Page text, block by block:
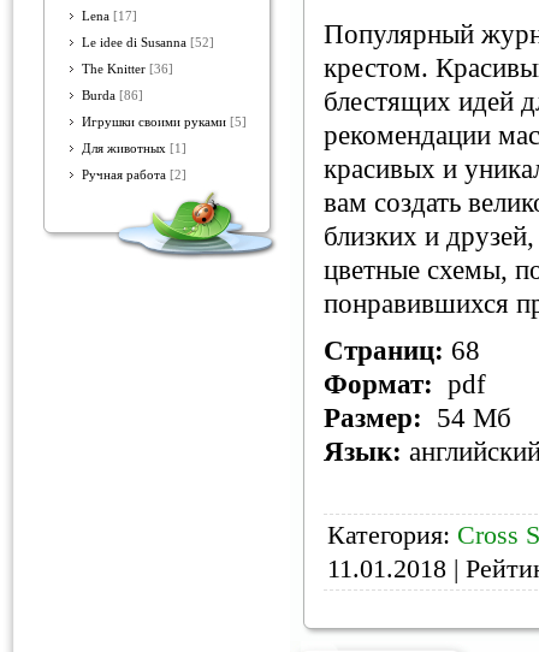
Lena [17]
Le idee di Susanna [52]
The Knitter [36]
Burda [86]
Игрушки своими руками [5]
Для животных [1]
Ручная работа [2]
Популярный
крестом.
блестящих идей
рекомендации
красивых и
вам создать
близких и
цветные схемы,
понравившихся
Страниц: 68
Формат: pdf
Размер: 54 Мб
Язык:
Категория: Cross
11.01.2018 |